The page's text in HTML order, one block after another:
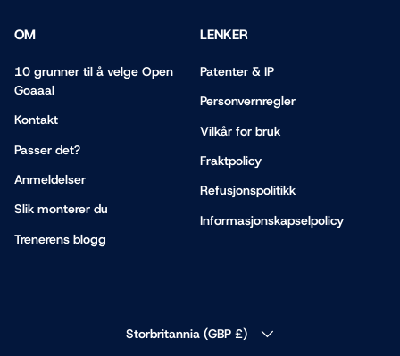
OM
10 grunner til å velge Open
Goaaal
Kontakt
Passer det?
Anmeldelser
Slik monterer du
Trenerens blogg
LENKER
Patenter & IP
Personvernregler
Vilkår for bruk
Fraktpolicy
Refusjonspolitikk
Informasjonskapselpolicy
COUNTRY/REGION
Storbritannia (GBP £)